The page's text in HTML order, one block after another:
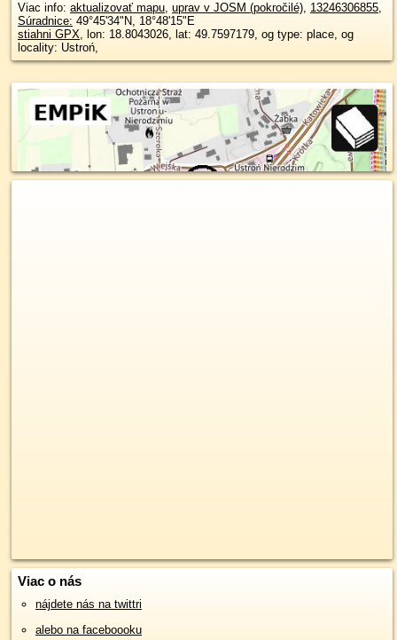
Viac info: aktualizovať mapu, uprav v JOSM (pokročilé), 13246306855,
Súradnice: 49°45'34"N, 18°48'15"E
stiahni GPX, lon: 18.8043026, lat: 49.7597179, og type: place, og
locality: Ustroń,
Viac o nás
nájdete nás na twittri
alebo na faceboooku